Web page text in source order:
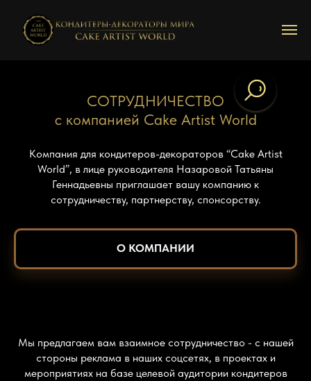
СОТРУДНИЧЕСТВО
с компанией Cake Artist World
Компания для кондитеров-декораторов “Cake Artist
World”, в лице руководителя Назаровой Татьяны
Геннадьевны приглашает вашу компанию к
сотрудничеству, партнерству, спонсорству.
О КОМПАНИИ
Мы предлагаем вам взаимное сотрудничество - с нашей
стороны реклама в наших соцсетях, в проектах и
мероприятиях на базе целевой аудитории кондитеров